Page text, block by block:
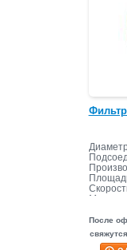
Масса
После